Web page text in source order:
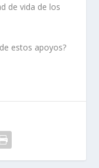
de vida de los
estos apoyos?